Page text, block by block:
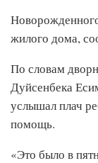
жилого дома,
По словам
Дуйсенбека
услышал плач
помощь.
«Это было в